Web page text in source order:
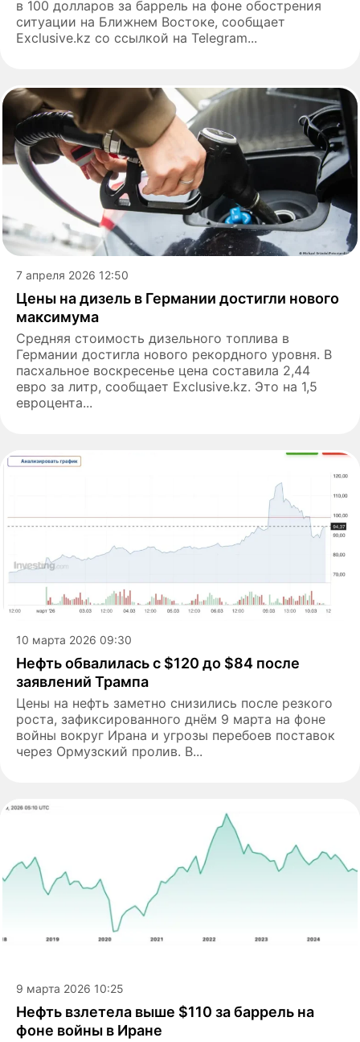
в 100 долларов за баррель на фоне обострения
ситуации на Ближнем Востоке, сообщает
Еxclusive.kz со ссылкой на Telegram...
7 апреля 2026 12:50
Цены на дизель в Германии достигли нового
максимума
Средняя стоимость дизельного топлива в
Германии достигла нового рекордного уровня. В
пасхальное воскресенье цена составила 2,44
евро за литр, сообщает Еxclusive.kz. Это на 1,5
евроцента...
10 марта 2026 09:30
Нефть обвалилась с $120 до $84 после
заявлений Трампа
Цены на нефть заметно снизились после резкого
роста, зафиксированного днём 9 марта на фоне
войны вокруг Ирана и угрозы перебоев поставок
через Ормузский пролив. В...
9 марта 2026 10:25
Нефть взлетела выше $110 за баррель на
фоне войны в Иране